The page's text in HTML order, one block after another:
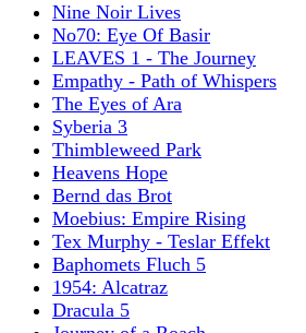
Nine Noir Lives
No70: Eye Of Basir
LEAVES 1 - The Journey
Empathy - Path of Whispers
The Eyes of Ara
Syberia 3
Thimbleweed Park
Heavens Hope
Bernd das Brot
Moebius: Empire Rising
Tex Murphy - Teslar Effekt
Baphomets Fluch 5
1954: Alcatraz
Dracula 5